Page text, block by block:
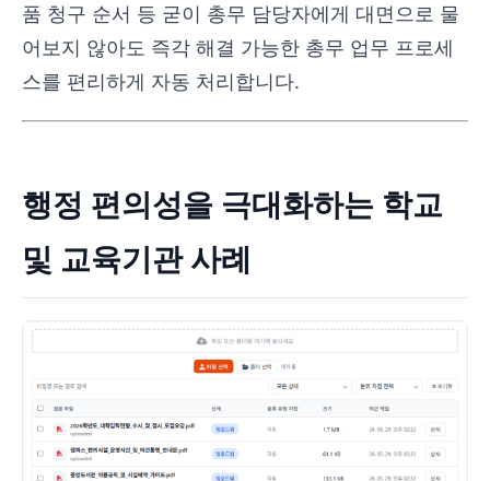
품 청구 순서 등 굳이 총무 담당자에게 대면으로 물
어보지 않아도 즉각 해결 가능한 총무 업무 프로세
스를 편리하게 자동 처리합니다.
행정 편의성을 극대화하는 학교
및 교육기관 사례